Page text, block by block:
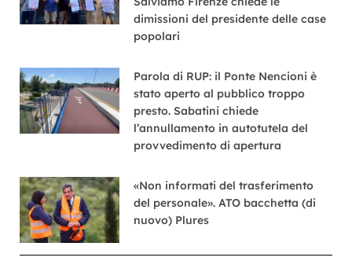
dimissioni del presidente delle case
popolari
Parola di RUP: il Ponte Nencioni è
stato aperto al pubblico troppo
presto. Sabatini chiede
l’annullamento in autotutela del
provvedimento di apertura
«Non informati del trasferimento
del personale». ATO bacchetta (di
nuovo) Plures